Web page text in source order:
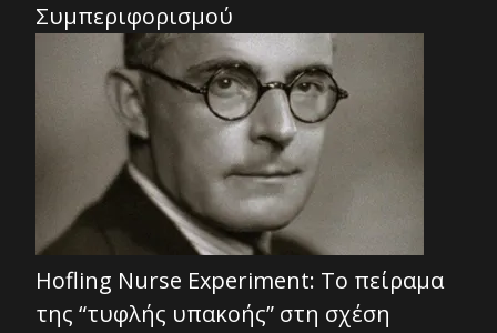
Συμπεριφορισμού
Hofling Nurse Experiment: Το πείραμα
της “τυφλής υπακοής” στη σχέση